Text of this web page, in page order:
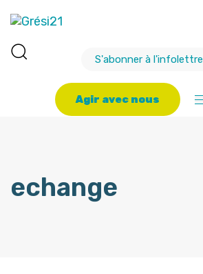
S'abonner à l'infolettre
Agir avec nous
echange